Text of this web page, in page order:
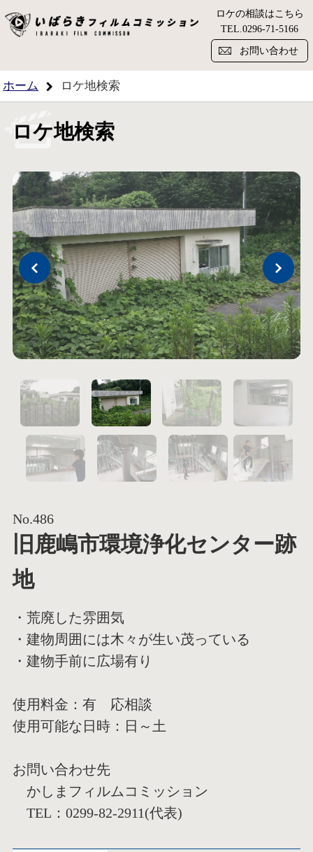
い
ロケの相談はこちら
TEL.0296-71-5166
お問い合わせ
ホーム ロケ地検索
ロケ地検索
Previous
1 2
5
No.486
旧鹿嶋市環境浄化センター跡
地
・荒廃した雰囲気
・建物周囲には木々が生い茂っている
・建物手前に広場有り
使用料金：有 応相談
使用可能な日時：日～土
お問い合わせ先
かしまフィルムコミッション
TEL：0299-82-2911(代表)